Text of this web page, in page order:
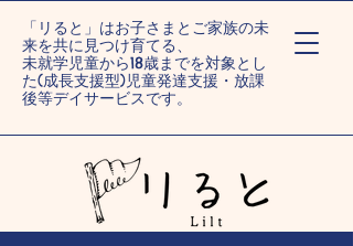
「リると」はお子さまとご家族の未
来を共に見つけ育てる、
未就学児童から18歳までを対象とし
た(成長支援型)児童発達支援・放課
後等デイサービスです。